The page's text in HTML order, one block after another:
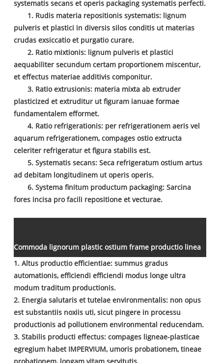
systematis secans et operis packaging systematis perfecti.
1. Rudis materia repositionis systematis: lignum
pulveris et plastici in diversis silos conditis ut materias
crudas exsiccatio et purgatio curare.
2. Ratio mixtionis: lignum pulveris et plastici
aequabiliter secundum certam proportionem miscentur,
et effectus materiae additivis componitur.
3. Ratio extrusionis: materia mixta ab extruder
plasticized et extruditur ut figuram ianuae formae
fundamentalem efformet.
4. Ratio refrigerationis: per refrigerationem aeris vel
aquarum refrigerationem, compages ostio extructa
celeriter refrigeratur et figura stabilis est.
5. Systematis secans: Seca refrigeratum ostium artus
ad debitam longitudinem ut operis operis.
6. Systema finitum productum packaging: Sarcina
fores incisa pro facili repositione et vecturae.
Commoda lignorum plastic ostium frame productio linea
1. Altus productio efficientiae: summus gradus
automationis, efficiendi efficiendi modus longe ultra
modum traditum productionis.
2. Energia salutaris et tutelae environmentalis: non opus
est substantiis noxiis uti, sicut pingere in processu
productionis ad pollutionem environmental reducendam.
3. Stabilis producti effectus: compages ligneae-plasticae
egregium habet IMPERVIUM, umoris probationem, tineae